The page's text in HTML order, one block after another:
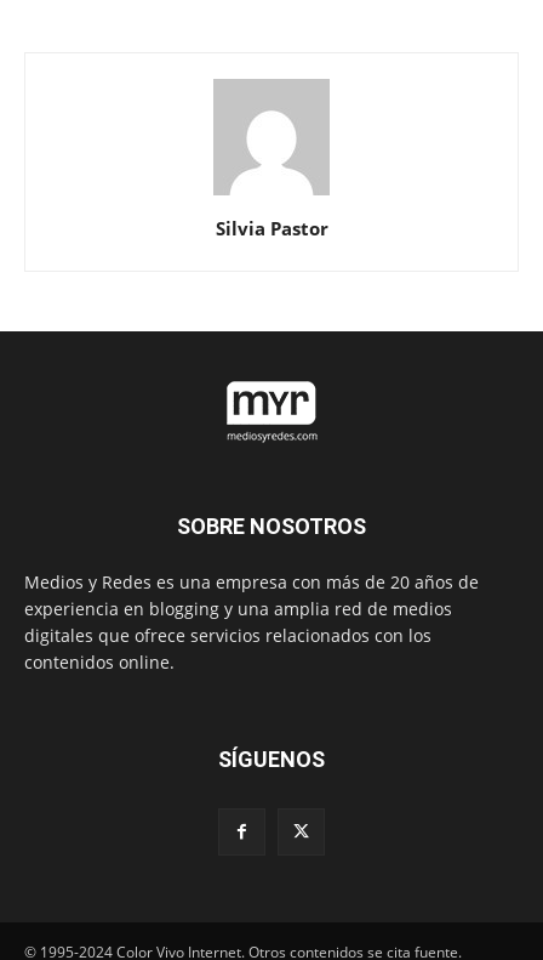
Silvia Pastor
SOBRE NOSOTROS
Medios y Redes es una empresa con más de 20 años de
experiencia en blogging y una amplia red de medios
digitales que ofrece servicios relacionados con los
contenidos online.
SÍGUENOS
© 1995-2024 Color Vivo Internet. Otros contenidos se cita fuente.